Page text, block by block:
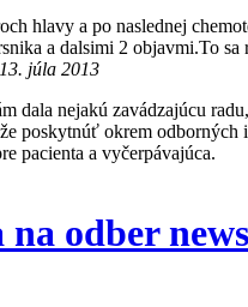
hlavy a po naslednej
a dalsimi 2 objavmi.To sa
júla 2013
dala nejakú zavádzajúcu
poskytnúť okrem
pacienta a vyčerpávajúca.
na odber